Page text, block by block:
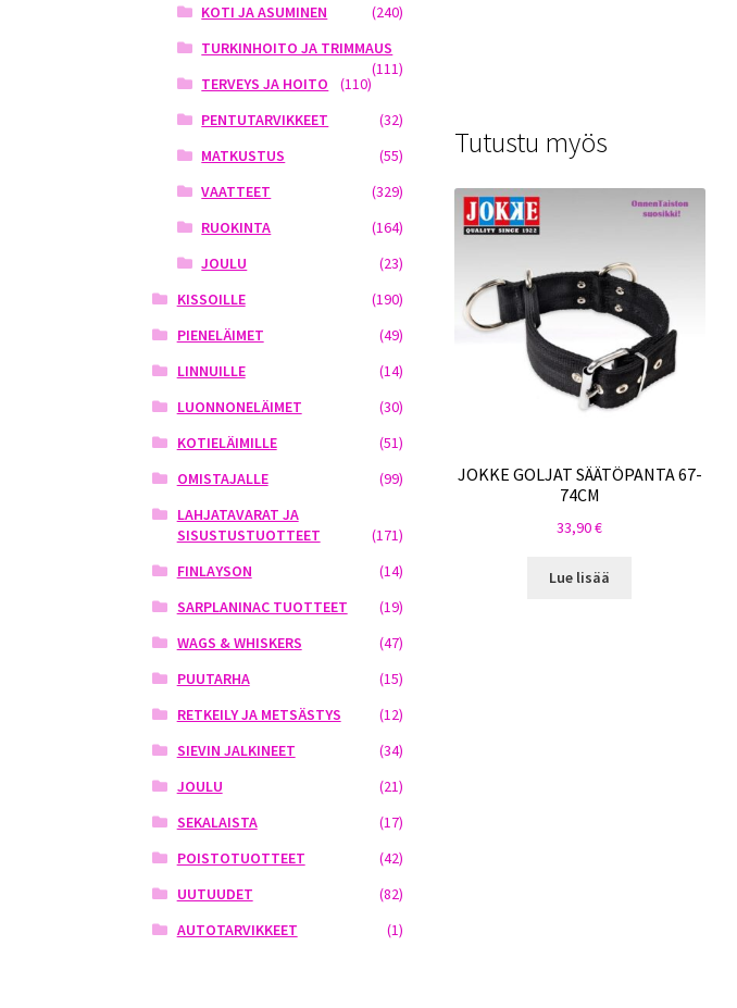
Tutustu myös
JOKKE GOLJAT SÄÄTÖPANTA 67-
74CM
33,90€
Lue lisää
KOTI JA ASUMINEN
(240)
TURKINHOITO JA TRIMMAUS
(111)
TERVEYS JA HOITO
(110)
PENTUTARVIKKEET
(32)
MATKUSTUS
(55)
VAATTEET
(329)
RUOKINTA
(164)
JOULU
(23)
KISSOILLE
(190)
PIENELÄIMET
(49)
LINNUILLE
(14)
LUONNONELÄIMET
(30)
KOTIELÄIMILLE
(51)
OMISTAJALLE
(99)
LAHJATAVARAT JA
SISUSTUSTUOTTEET
(171)
FINLAYSON
(14)
SARPLANINAC TUOTTEET
(19)
WAGS & WHISKERS
(47)
PUUTARHA
(15)
RETKEILY JA METSÄSTYS
(12)
SIEVIN JALKINEET
(34)
JOULU
(21)
SEKALAISTA
(17)
POISTOTUOTTEET
(42)
UUTUUDET
(82)
AUTOTARVIKKEET
(1)